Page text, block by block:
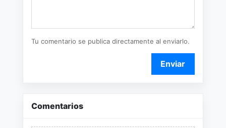
Tu comentario se publica directamente al enviarlo.
Enviar
Comentarios